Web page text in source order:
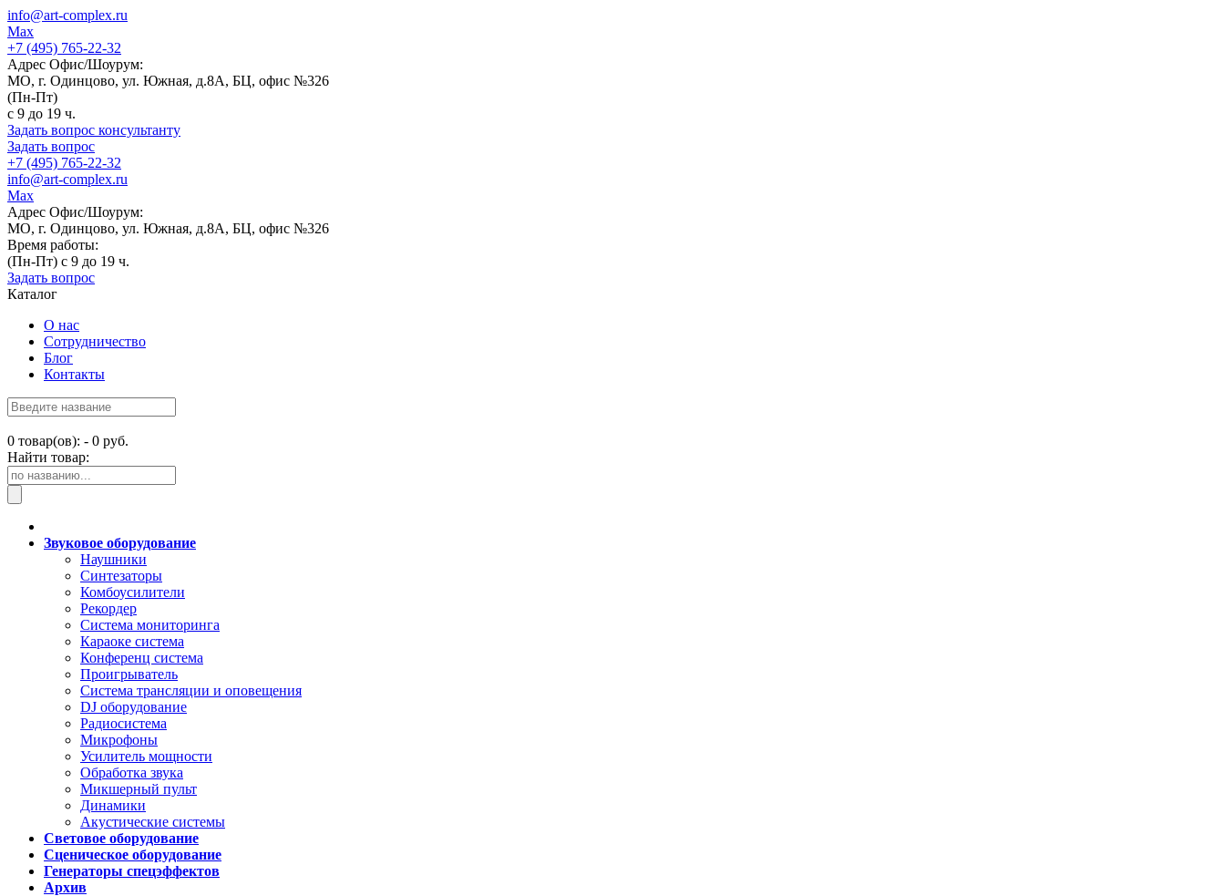
info@art-complex.ru
Max
+7 (495) 765-22-32
Адрес Офис/Шоурум:
МО, г. Одинцово, ул. Южная, д.8А, БЦ, офис №326
(Пн-Пт)
с 9 до 19 ч.
Задать вопрос консультанту
Задать вопрос
+7 (495) 765-22-32
info@art-complex.ru
Max
Адрес Офис/Шоурум:
МО, г. Одинцово, ул. Южная, д.8А, БЦ, офис №326
Время работы:
(Пн-Пт) с 9 до 19 ч.
Задать вопрос
Каталог
О нас
Сотрудничество
Блог
Контакты
0 товар(ов): - 0 руб.
Найти товар:
Звуковое оборудование
Наушники
Синтезаторы
Комбоусилители
Рекордер
Система мониторинга
Караоке система
Конференц система
Проигрыватель
Система трансляции и оповещения
DJ оборудование
Радиосистема
Микрофоны
Усилитель мощности
Обработка звука
Микшерный пульт
Динамики
Акустические системы
Световое оборудование
Сценическое оборудование
Генераторы спецэффектов
Архив